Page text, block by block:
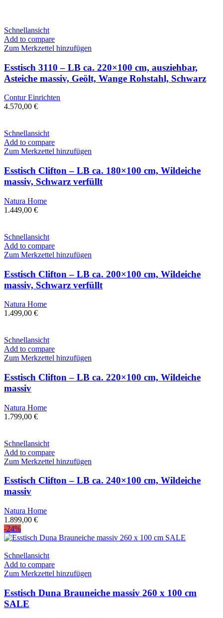
Schnellansicht
Add to compare
Zum Merkzettel hinzufügen
Esstisch 3110 – LB ca. 220×100 cm, ausziehbar,
Asteiche massiv, Geölt, Wange Rohstahl, Schwarz
Contur Einrichten
4.570,00 €
Schnellansicht
Add to compare
Zum Merkzettel hinzufügen
Esstisch Clifton – LB ca. 180×100 cm, Wildeiche
massiv, Schwarz verfüllt
Natura Home
1.449,00 €
Schnellansicht
Add to compare
Zum Merkzettel hinzufügen
Esstisch Clifton – LB ca. 200×100 cm, Wildeiche
massiv, Schwarz verfüllt
Natura Home
1.499,00 €
Schnellansicht
Add to compare
Zum Merkzettel hinzufügen
Esstisch Clifton – LB ca. 220×100 cm, Wildeiche
massiv
Natura Home
1.799,00 €
Schnellansicht
Add to compare
Zum Merkzettel hinzufügen
Esstisch Clifton – LB ca. 240×100 cm, Wildeiche
massiv
Natura Home
1.899,00 €
-24%
Schnellansicht
Add to compare
Zum Merkzettel hinzufügen
Esstisch Duna Brauneiche massiv 260 x 100 cm
SALE